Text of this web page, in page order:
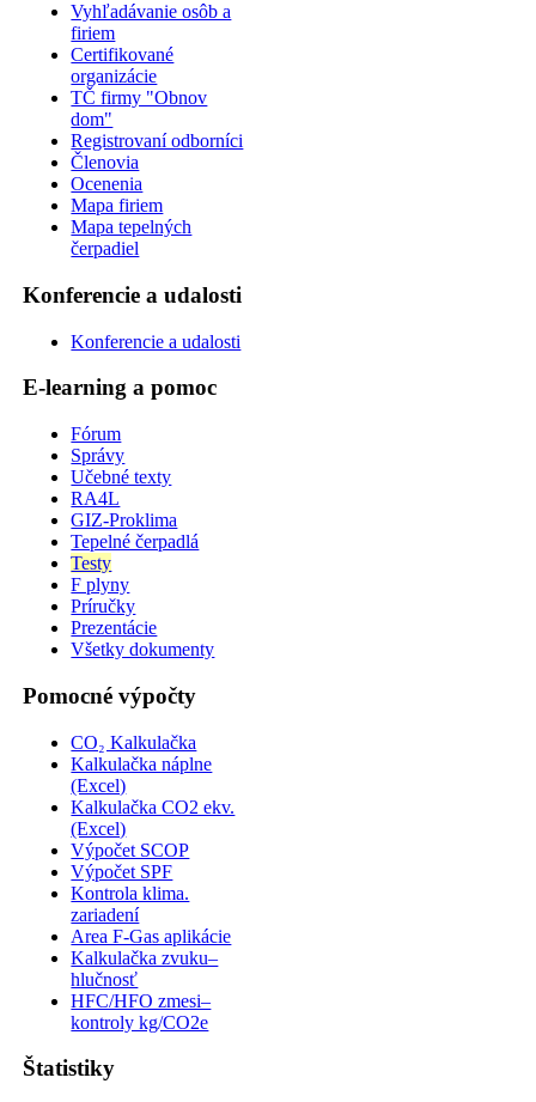
Vyhľadávanie osôb a
firiem
Certifikované
organizácie
TČ firmy "Obnov
dom"
Registrovaní odborníci
Členovia
Ocenenia
Mapa firiem
Mapa tepelných
čerpadiel
Konferencie a udalosti
Konferencie a udalosti
E-learning a pomoc
Fórum
Správy
Učebné texty
RA4L
GIZ-Proklima
Tepelné čerpadlá
Testy
F plyny
Príručky
Prezentácie
Všetky dokumenty
Pomocné výpočty
CO₂ Kalkulačka
Kalkulačka náplne
(Excel)
Kalkulačka CO2 ekv.
(Excel)
Výpočet SCOP
Výpočet SPF
Kontrola klima.
zariadení
Area F-Gas aplikácie
Kalkulačka zvuku–
hlučnosť
HFC/HFO zmesi–
kontroly kg/CO2e
Štatistiky